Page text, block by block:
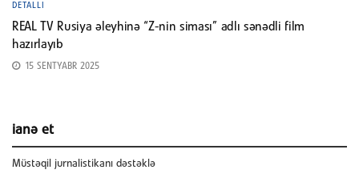
DETALLI
REAL TV Rusiya əleyhinə “Z-nin siması” adlı sənədli film
hazırlayıb
15 SENTYABR 2025
ianə et
Müstəqil jurnalistikanı dəstəklə